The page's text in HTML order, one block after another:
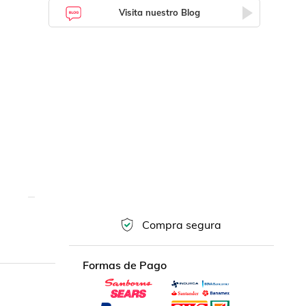
Visita nuestro Blog
Compra segura
Formas de Pago